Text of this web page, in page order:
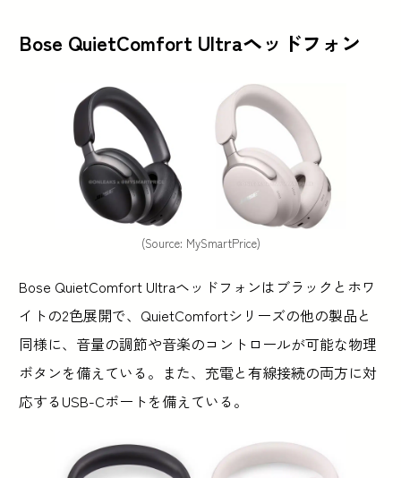
Bose QuietComfort Ultraヘッドフォン
(Source: MySmartPrice)
Bose QuietComfort Ultraヘッドフォンはブラックとホワ
イトの2色展開で、QuietComfortシリーズの他の製品と
同様に、音量の調節や音楽のコントロールが可能な物理
ボタンを備えている。また、充電と有線接続の両方に対
応するUSB-Cポートを備えている。